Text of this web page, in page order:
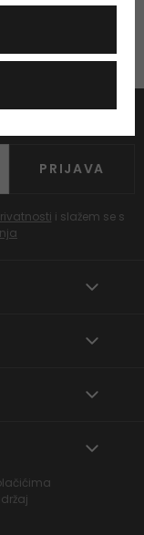
PRIJAVA
i slažem se s